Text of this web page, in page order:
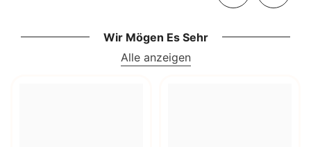
Wir Mögen Es Sehr
Alle anzeigen